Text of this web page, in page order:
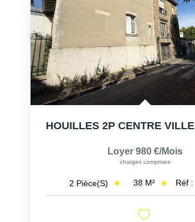
HOUILLES 2P CENTRE VILLE
Loyer 980 €/mois
charges comprises
2 Pièce(s) 38 M² Réf :